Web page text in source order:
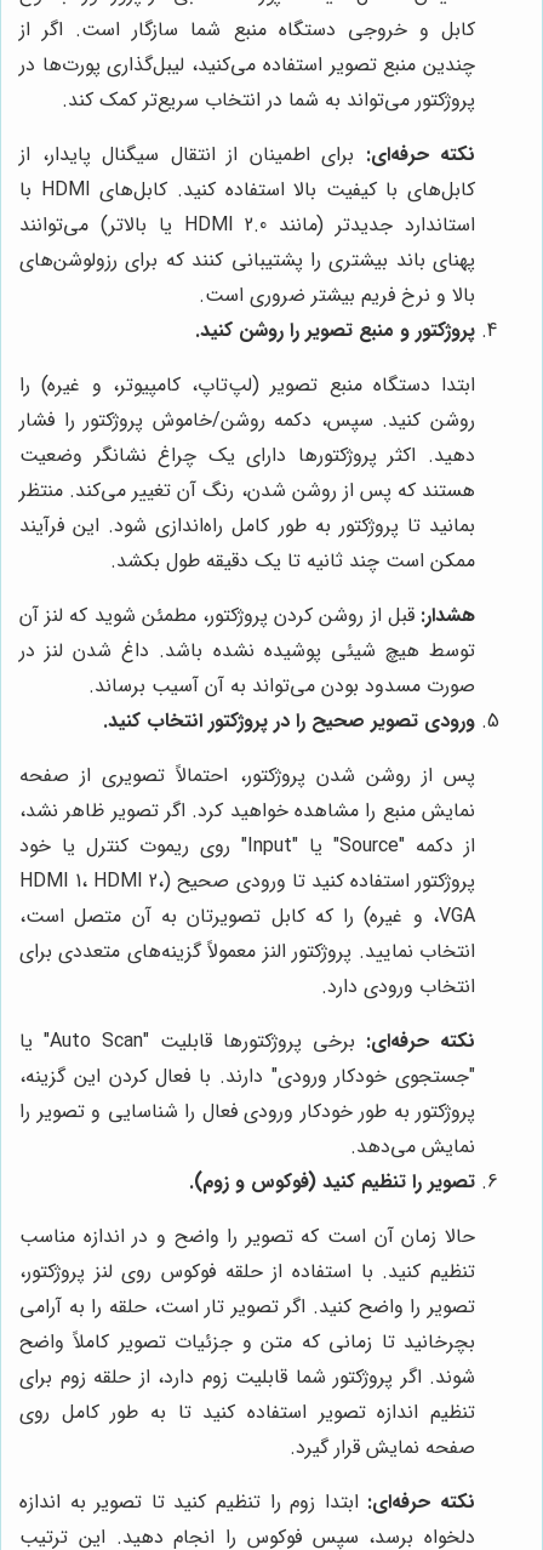
کابل و خروجی دستگاه منبع شما سازگار است. اگر از
چندین منبع تصویر استفاده می‌کنید، لیبل‌گذاری پورت‌ها در
پروژکتور می‌تواند به شما در انتخاب سریع‌تر کمک کند.
نکته حرفه‌ای: برای اطمینان از انتقال سیگنال پایدار، از
کابل‌های با کیفیت بالا استفاده کنید. کابل‌های HDMI با
استاندارد جدیدتر (مانند HDMI 2.0 یا بالاتر) می‌توانند
پهنای باند بیشتری را پشتیبانی کنند که برای رزولوشن‌های
بالا و نرخ فریم بیشتر ضروری است.
پروژکتور و منبع تصویر را روشن کنید.
ابتدا دستگاه منبع تصویر (لپ‌تاپ، کامپیوتر، و غیره) را
روشن کنید. سپس، دکمه روشن/خاموش پروژکتور را فشار
دهید. اکثر پروژکتورها دارای یک چراغ نشانگر وضعیت
هستند که پس از روشن شدن، رنگ آن تغییر می‌کند. منتظر
بمانید تا پروژکتور به طور کامل راه‌اندازی شود. این فرآیند
ممکن است چند ثانیه تا یک دقیقه طول بکشد.
هشدار: قبل از روشن کردن پروژکتور، مطمئن شوید که لنز آن
توسط هیچ شیئی پوشیده نشده باشد. داغ شدن لنز در
صورت مسدود بودن می‌تواند به آن آسیب برساند.
ورودی تصویر صحیح را در پروژکتور انتخاب کنید.
پس از روشن شدن پروژکتور، احتمالاً تصویری از صفحه
نمایش منبع را مشاهده خواهید کرد. اگر تصویر ظاهر نشد،
از دکمه "Source" یا "Input" روی ریموت کنترل یا خود
پروژکتور استفاده کنید تا ورودی صحیح (HDMI 1، HDMI 2،
VGA، و غیره) را که کابل تصویرتان به آن متصل است،
انتخاب نمایید. پروژکتور النز معمولاً گزینه‌های متعددی برای
انتخاب ورودی دارد.
نکته حرفه‌ای:
برخی پروژکتورها قابلیت "Auto Scan" یا
"جستجوی خودکار ورودی" دارند. با فعال کردن این گزینه،
پروژکتور به طور خودکار ورودی فعال را شناسایی و تصویر را
نمایش می‌دهد.
تصویر را تنظیم کنید (فوکوس و زوم).
حالا زمان آن است که تصویر را واضح و در اندازه مناسب
تنظیم کنید. با استفاده از حلقه فوکوس روی لنز پروژکتور،
تصویر را واضح کنید. اگر تصویر تار است، حلقه را به آرامی
بچرخانید تا زمانی که متن و جزئیات تصویر کاملاً واضح
شوند. اگر پروژکتور شما قابلیت زوم دارد، از حلقه زوم برای
تنظیم اندازه تصویر استفاده کنید تا به طور کامل روی
صفحه نمایش قرار گیرد.
نکته حرفه‌ای: ابتدا زوم را تنظیم کنید تا تصویر به اندازه
دلخواه برسد، سپس فوکوس را انجام دهید. این ترتیب